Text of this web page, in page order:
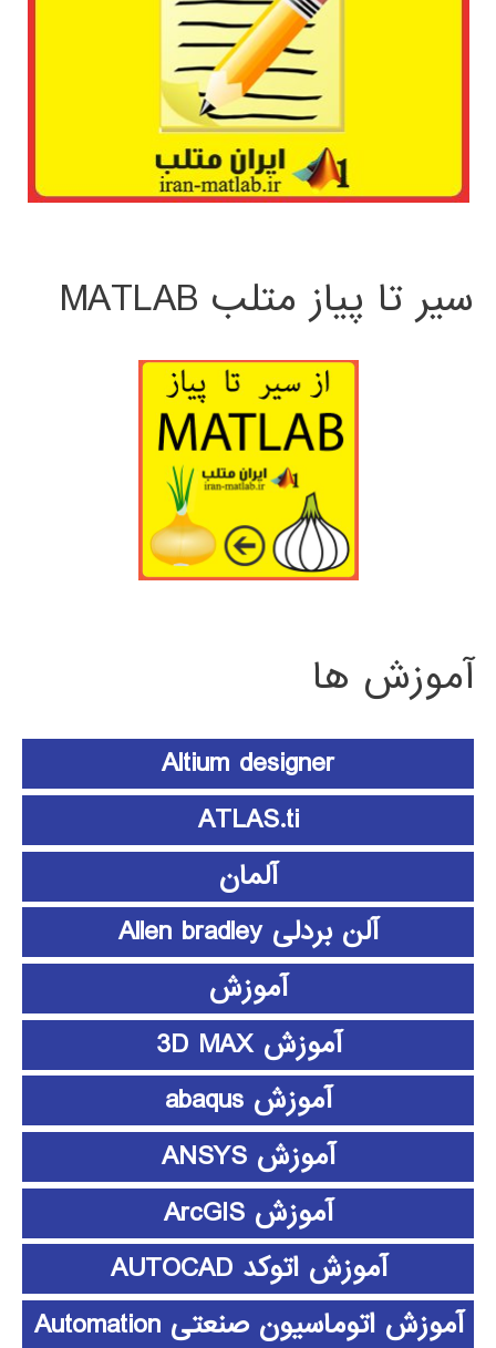
سیر تا پیاز متلب MATLAB
آموزش ها
Altium designer
ATLAS.ti
آلمان
آلن بردلی Allen bradley
آموزش
آموزش 3D MAX
آموزش abaqus
آموزش ANSYS
آموزش ArcGIS
آموزش اتوکد AUTOCAD
آموزش اتوماسیون صنعتی Automation